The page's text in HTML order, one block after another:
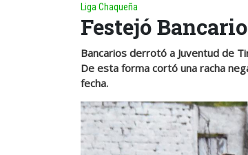
Liga Chaqueña
Festejó
Bancarios derrotó a Juventud de
De esta forma cortó una racha
fecha.